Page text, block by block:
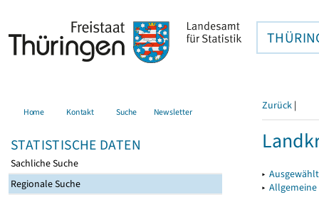
Home Kontakt Suche Newsletter
STATISTISCHE DATEN
Sachliche Suche
Regionale Suche
Zurück |
▸
▸